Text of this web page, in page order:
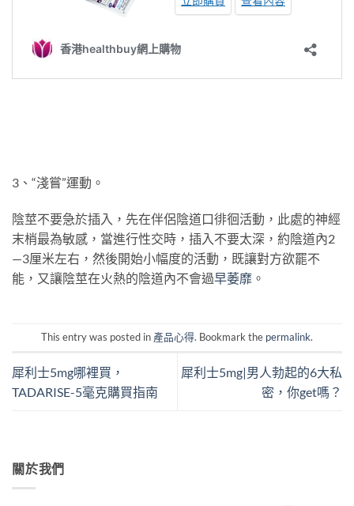
3、“淺嘗”運動。
陰莖不要急於插入，先在伴侶陰道口徘徊活動，此處的神經
末梢最為敏感，當進行性交時，插入不要太深，約陰道內2
—3厘米左右，然後開始小幅度的活動，既讓對方欲罷不
能，又讓陰莖在火熱的陰道內不會過早萎靡 。
This entry was posted in 產品心得. Bookmark the permalink.
犀利士5mg哪裡買，
TADARISE-5毫克購買指南
犀利士5mg|男人勃起的6大私
密，你get嗎？
關於我們